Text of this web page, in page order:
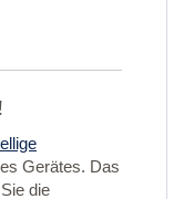
Gerätes. Das
die